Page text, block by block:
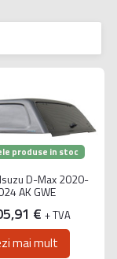
produse in stoc
D-Max 2020-
AK GWE
€ + TVA
mai mult